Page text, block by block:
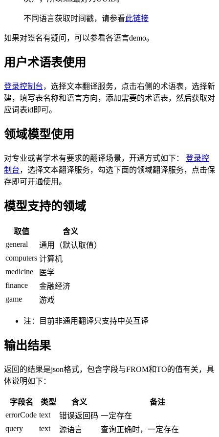
不同语言获取时间戳，请参看此链接
如果对签名有疑问，可以参看各语言demo。
用户术语表使用
登录控制台，选择文本翻译服务，点击右侧的术语表，选择新
建，填写表名称和语言方向，添加需要的术语表，然后获取对
应词表id即可。
领域模型使用
对专业或者学术有要求的翻译场景，开通方式如下： 登录控
制台，选择文本翻译服务，勾选下面的领域翻译服务，点击保
存即可开通使用。
模型支持的领域
取值
含义
general
通用（默认取值）
computers 计算机
medicine
医学
finance
金融经济
game
游戏
注：目前非通用翻译只支持中英互译
输出结果
返回的结果是json格式，包含字段与FROM和TO的值有关，具
体说明如下：
字段名 类型 含义
备注
errorCode text 错误返回码 一定存在
query
text 源语言
查询正确时，一定存在